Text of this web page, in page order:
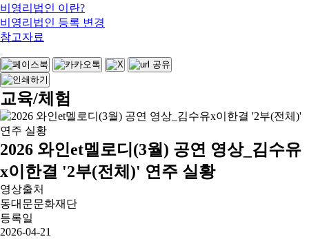
비영리법인 이란?
비영리법인 등록 변경
참고자료
교육/체험
2026 와인et멜로디(3월) 공연 영상_김수유
x이한결 '2부(전체)' 연주 실황
영상출처
동대문문화재단
등록일
2026-04-21